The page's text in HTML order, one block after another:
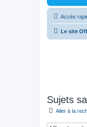
Accès
Le site
Sujets
Aller à la